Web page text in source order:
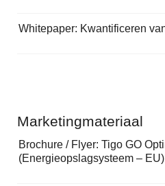
Whitepaper: Kwantificeren
Marketingmateriaal
Brochure / Flyer: Tigo GO
(Energieopslagsysteem – EU)